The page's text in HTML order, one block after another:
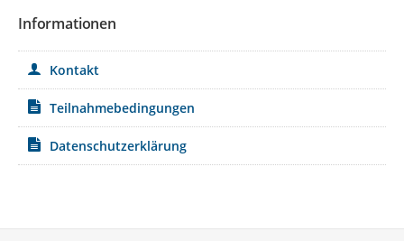
Informationen
Kontakt
Teilnahmebedingungen
Datenschutzerklärung